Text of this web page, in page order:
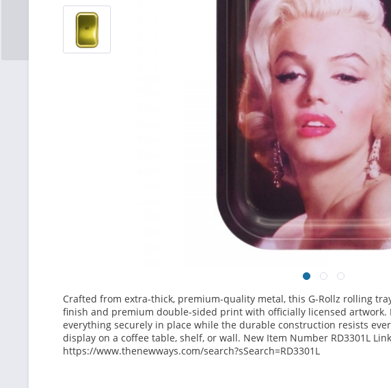
Crafted from extra-thick, premium-quality metal, this G-Rollz rolling
finish and premium double-sided print with officially licensed artwork.
everything securely in place while the durable construction resists
display on a coffee table, shelf, or wall. New Item Number RD3301L Link
https://www.thenewways.com/search?sSearch=RD3301L